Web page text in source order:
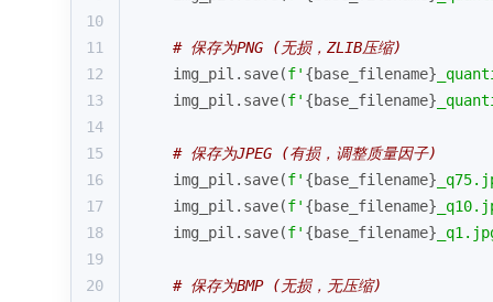
10
11
# 保存为PNG (无损，ZLIB压缩)
12
    img_pil.save(
f' {base_filename}
13
    img_pil.save(
f' {base_filename}
14
15
# 保存为JPEG (有损，调整质量因子)
16
    img_pil.save(
f' {base_filename}
17
    img_pil.save(
f' {base_filename}
18
    img_pil.save(
f' {base_filename}
19
20
# 保存为BMP (无损，无压缩)